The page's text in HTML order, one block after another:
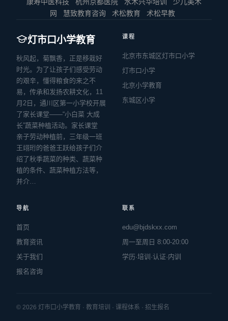
网
慧致教育咨询 术松教育 术松早教
灯市口小学教育
秋风起，菊飘香，正是移栽好
时光。为了让孩子们感受劳动
的艰辛，懂得粮食的来之不
易，传承和发扬农耕文化，11
月2日，通川区第一小学校开展
了家长课堂——“小白菜 大成
长”蔬菜种植活动。家长课堂
亲子劳动种植前，三年级一班
王翊珩的爸爸王跃给孩子们介
绍了秋季蔬菜的种类、蔬菜种
植的条件、蔬菜种植方法等，
并介…
课程
北京市东城区灯市口小学
灯市口小学
北京小学教育
东城区小学
导航
首页
教育资讯
关于我们
报名咨询
联系
edu@bjdskxx.com
周一至周日 8:00-20:00
学历·培训·认证·内训
© 2026 灯市口小学教育 · 教育培训 · 课程体系 · 招生报名